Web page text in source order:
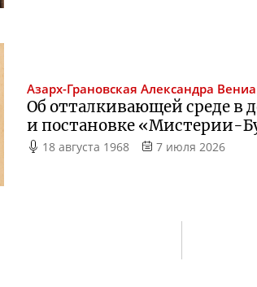
Азарх-Грановская Александра
Об отталкивающей среде в
и постановке «Мистерии-
18 августа 1968 7 июля 2026